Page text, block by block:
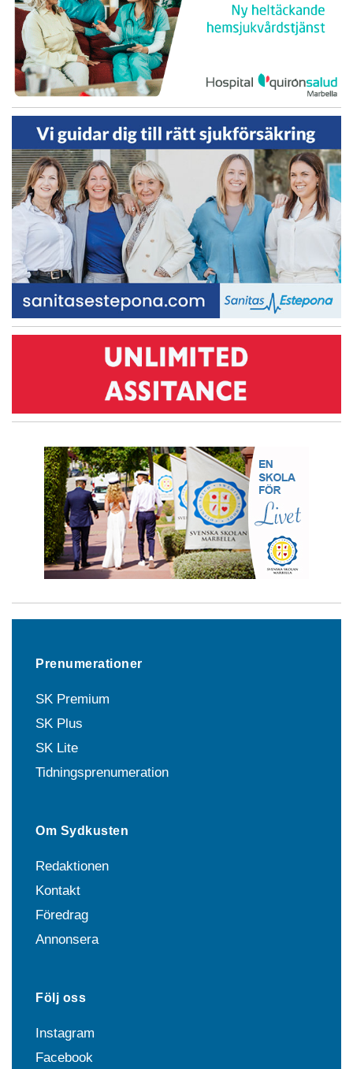
Prenumerationer
SK Premium
SK Plus
SK Lite
Tidningsprenumeration
Om Sydkusten
Redaktionen
Kontakt
Föredrag
Annonsera
Följ oss
Instagram
Facebook